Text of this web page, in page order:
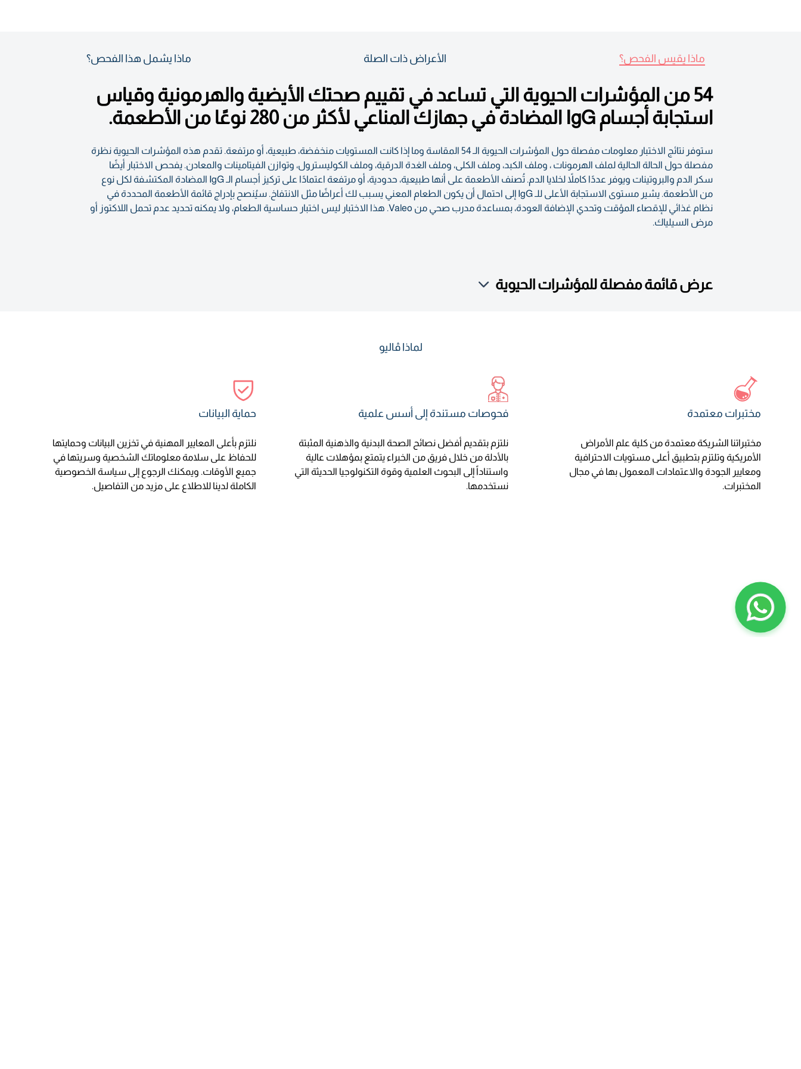
ماذا يقيس الفحص؟ الأعراض ذات الصلة ماذا يشمل هذا الفحص؟
54 من المؤشرات الحيوية التي تساعد في تقييم صحتك الأيضية والهرمونية وقياس
استجابة أجسام IgG المضادة في جهازك المناعي لأكثر من 280 نوعًا من الأطعمة.
ستوفر نتائج الاختبار معلومات مفصلة حول المؤشرات الحيوية الـ 54 المقاسة وما إذا كانت المستويات منخفضة، طبيعية، أو مرتفعة. تقدم هذه المؤشرات الحيوية نظرة
مفصلة حول الحالة الحالية لملف الهرمونات ، وملف الكبد، وملف الكلى، وملف الغدة الدرقية، وملف الكوليسترول، وتوازن الفيتامينات والمعادن. يفحص الاختبار أيضًا
سكر الدم والبروتينات ويوفر عددًا كاملاً لخلايا الدم. تُصنف الأطعمة على أنها طبيعية، حدودية، أو مرتفعة اعتمادًا على تركيز أجسام الـ IgG المضادة المكتشفة لكل نوع
من الأطعمة. يشير مستوى الاستجابة الأعلى للـ IgG إلى احتمال أن يكون الطعام المعني يسبب لك أعراضًا مثل الانتفاخ. سيُنصح بإدراج قائمة الأطعمة المحددة في
نظام غذائي للإقصاء المؤقت وتحدي الإضافة العودة، بمساعدة مدرب صحي من Valeo. هذا الاختبار ليس اختبار حساسية الطعام، ولا يمكنه تحديد عدم تحمل اللاكتوز أو
مرض السيلياك.
عرض قائمة مفصلة للمؤشرات الحيوية
لماذا ڤاليو
مختبرات معتمدة
مختبراتنا الشريكة معتمدة من كلية علم الأمراض
الأمريكية وتلتزم بتطبيق أعلى مستويات الاحترافية
ومعايير الجودة والاعتمادات المعمول بها في مجال
المختبرات.
فحوصات مستندة إلى أسس علمية
نلتزم بتقديم أفضل نصائح الصحة البدنية والذهنية المثبتة
بالأدلة من خلال فريق من الخبراء يتمتع بمؤهلات عالية
واستناداً إلى البحوث العلمية وقوة التكنولوجيا الحديثة التي
نستخدمها.
حماية البيانات
نلتزم بأعلى المعايير المهنية في تخزين البيانات وحمايتها
للحفاظ على سلامة معلوماتك الشخصية وسريتها في
جميع الأوقات. ويمكنك الرجوع إلى سياسة الخصوصية
الكاملة لدينا للاطلاع على مزيد من التفاصيل.